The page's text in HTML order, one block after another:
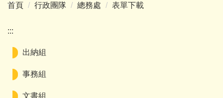
首頁 行政團隊 總務處 表單下載
:::
出納組
事務組
文書組